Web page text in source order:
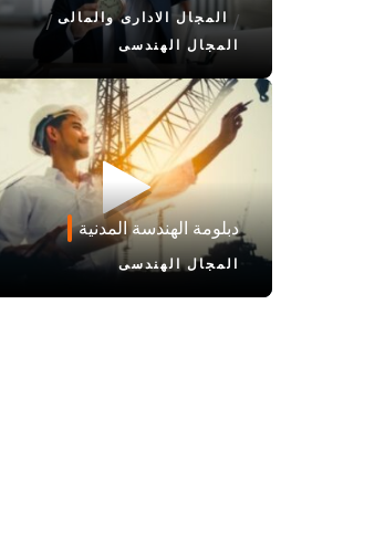
/ المجال الادارى والمالى /
المجال الهندسى
دبلومة الهندسة المدنية
المجال الهندسى